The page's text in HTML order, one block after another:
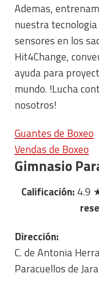
Ademas,
nuestra
sensores en los
Hit4Change,
ayuda para
mundo. !Lucha
nosotros!
Guantes de Boxeo
Vendas de Boxeo
Gimnasio
Calificación: 4.9
Dirección:
C. de Antonia
Paracuellos de